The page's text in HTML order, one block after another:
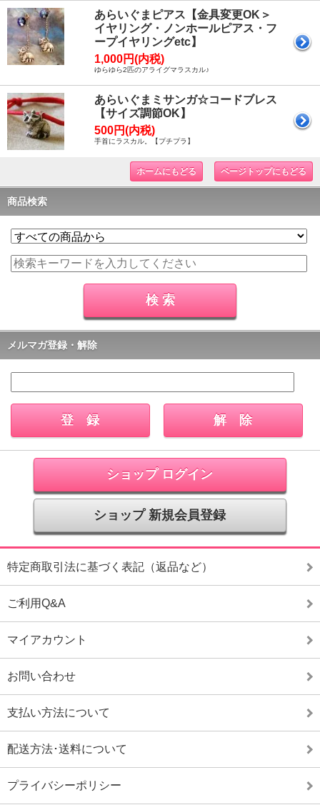
あらいぐまピアス【金具変更OK＞
イヤリング・ノンホールピアス・フ
ープイヤリングetc】
1,000円(内税)
ゆらゆら2匹のアライグマラスカル♪
あらいぐまミサンガ☆コードブレス
【サイズ調節OK】
500円(内税)
手首にラスカル。【プチプラ】
ホームにもどる ページトップにもどる
商品検索
メルマガ登録・解除
ショップ ログイン
ショップ 新規会員登録
特定商取引法に基づく表記（返品など）
ご利用Q&A
マイアカウント
お問い合わせ
支払い方法について
配送方法･送料について
プライバシーポリシー